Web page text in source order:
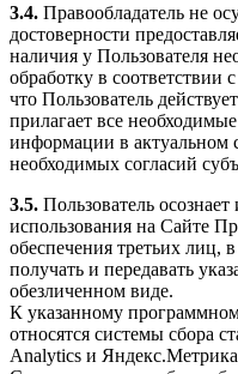
3.4. Правообладатель не
достоверности
наличия у Пользователя
обработку в соответствии
что Пользователь
прилагает все
информации в актуальном
необходимых согласий
3.5. Пользователь
использования на Сайте
обеспечения третьих лиц,
получать и передавать
обезличенном виде.
К указанному
относятся системы сбора
Analytics и